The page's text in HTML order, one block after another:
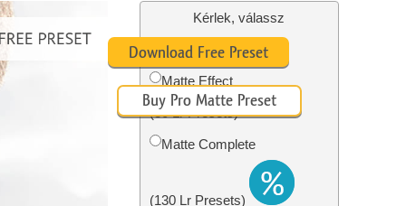
Fotó -helyreállítási szolgáltatások
Kérlek, válassz
Free Matte Preset #1
Matte Effect
(30 Lr Presets)
Matte Complete
(130 Lr Presets)
Download Free Preset
Buy Pro Matte Preset